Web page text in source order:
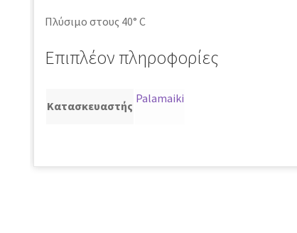
Πλύσιμο στους 40° C
Επιπλέον πληροφορίες
Κατασκευαστής
Palamaiki